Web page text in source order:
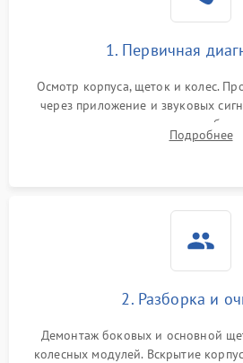
1. Первичная
Осмотр корпуса, щеток и колес.
через приложение и звуковых
аккумулятора и тестирование
Оценка работы лидара, бампера и
Подробнее
2. Разборка и
Демонтаж боковых и основной
колесных модулей. Вскрытие